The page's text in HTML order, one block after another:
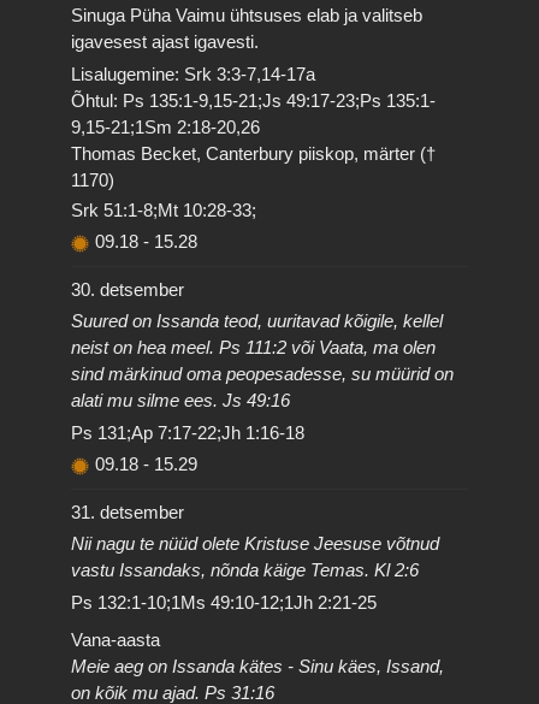
Sinuga Püha Vaimu ühtsuses elab ja valitseb
igavesest ajast igavesti.
Lisalugemine: Srk 3:3-7,14-17a
Õhtul: Ps 135:1-9,15-21;Js 49:17-23;Ps 135:1-
9,15-21;1Sm 2:18-20,26
Thomas Becket, Canterbury piiskop, märter (†
1170)
Srk 51:1-8;Mt 10:28-33;
09.18 - 15.28
30. detsember
Suured on Issanda teod, uuritavad kõigile, kellel
neist on hea meel. Ps 111:2 või Vaata, ma olen
sind märkinud oma peopesadesse, su müürid on
alati mu silme ees. Js 49:16
Ps 131;Ap 7:17-22;Jh 1:16-18
09.18 - 15.29
31. detsember
Nii nagu te nüüd olete Kristuse Jeesuse võtnud
vastu Issandaks, nõnda käige Temas. Kl 2:6
Ps 132:1-10;1Ms 49:10-12;1Jh 2:21-25
Vana-aasta
Meie aeg on Issanda kätes - Sinu käes, Issand,
on kõik mu ajad. Ps 31:16